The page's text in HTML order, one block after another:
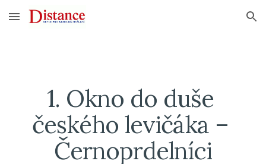
Skip to main content Skip to navigation
1. Okno do duše
českého levičáka –
Černoprdelníci